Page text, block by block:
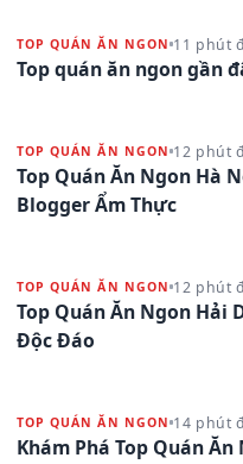
TOP QUÁN ĂN NGON 11 phút
Top quán ăn ngon gần
TOP QUÁN ĂN NGON 12 phút
Top Quán Ăn Ngon Hà
Blogger Ẩm Thực
TOP QUÁN ĂN NGON 12 phút
Top Quán Ăn Ngon Hải
Độc Đáo
TOP QUÁN ĂN NGON 14 phút
Khám Phá Top Quán Ăn